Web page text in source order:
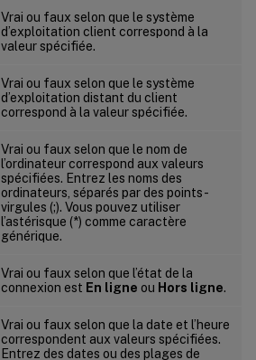
Vrai ou faux selon que le système
d’exploitation client correspond à la
valeur spécifiée.
Vrai ou faux selon que le système
d’exploitation distant du client
correspond à la valeur spécifiée.
Vrai ou faux selon que le nom de
l’ordinateur correspond aux valeurs
spécifiées. Entrez les noms des
ordinateurs, séparés par des points-
virgules (;). Vous pouvez utiliser
l’astérisque (*) comme caractère
générique.
Vrai ou faux selon que l’état de la
connexion est En ligne ou Hors ligne.
Vrai ou faux selon que la date et l’heure
correspondent aux valeurs spécifiées.
Entrez des dates ou des plages de